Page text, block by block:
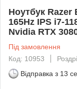
Ноутбук Razer
165Hz IPS i7-
Nvidia RTX
Під замовлення
Код: 10953
Відправка з 13